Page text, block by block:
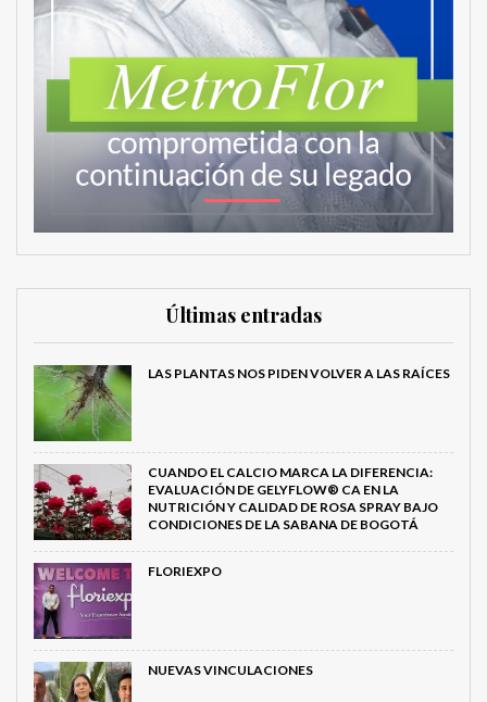
Últimas entradas
LAS PLANTAS NOS PIDEN VOLVER A LAS RAÍCES
CUANDO EL CALCIO MARCA LA DIFERENCIA:
EVALUACIÓN DE GELYFLOW® CA EN LA
NUTRICIÓN Y CALIDAD DE ROSA SPRAY BAJO
CONDICIONES DE LA SABANA DE BOGOTÁ
FLORIEXPO
NUEVAS VINCULACIONES